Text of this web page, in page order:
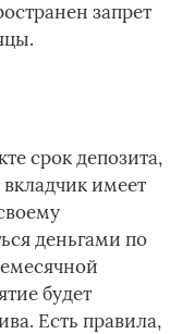
запрет
срок депозита,
вкладчик имеет
деньгами по
будет
Есть правила,